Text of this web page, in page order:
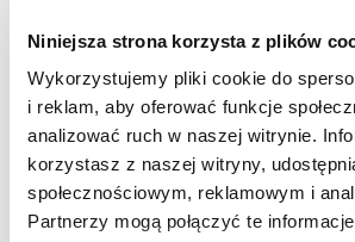
Niniejsza strona korzysta z plików
Wykorzystujemy pliki cookie do
i reklam, aby oferować funkcje
analizować ruch w naszej witrynie.
korzystasz z naszej witryny,
społecznościowym, reklamowym i
Partnerzy mogą połączyć te
Bransoletka z białego złota z brylantami i
750
48 590 zł